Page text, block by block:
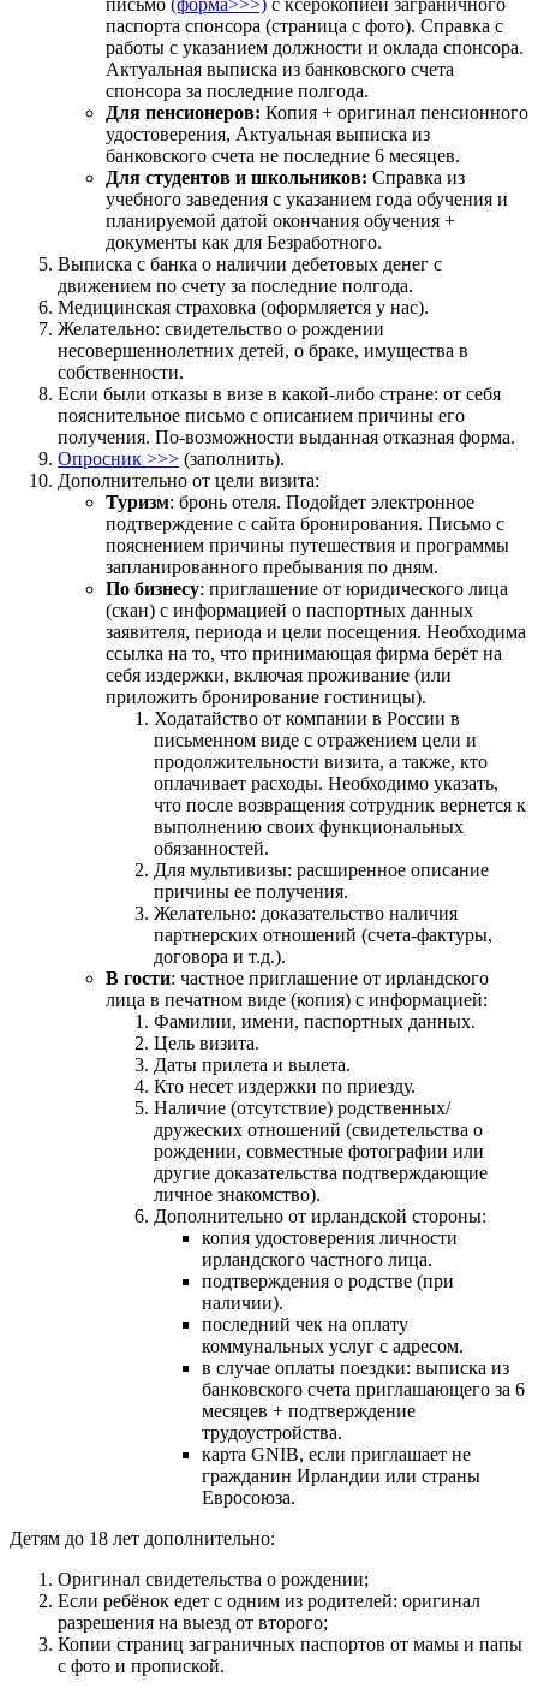
паспорта спонсора (страница с фото). Справка с
работы с указанием должности и оклада спонсора.
Актуальная выписка из банковского счета
спонсора за последние полгода.
Для пенсионеров: Копия + оригинал пенсионного
удостоверения, Актуальная выписка из
банковского счета не последние 6 месяцев.
Для студентов и школьников: Справка из
учебного заведения с указанием года обучения и
планируемой датой окончания обучения +
документы как для Безработного.
Выписка с банка о наличии дебетовых денег с
движением по счету за последние полгода.
Медицинская страховка (оформляется у нас).
Желательно: свидетельство о рождении
несовершеннолетних детей, о браке, имущества в
собственности.
Если были отказы в визе в какой-либо стране: от себя
пояснительное письмо с описанием причины его
получения. По-возможности выданная отказная форма.
Опросник >>> (заполнить).
Дополнительно от цели визита:
Туризм: бронь отеля. Подойдет электронное
подтверждение с сайта бронирования. Письмо с
пояснением причины путешествия и программы
запланированного пребывания по дням.
По бизнесу: приглашение от юридического лица
(скан) с информацией о паспортных данных
заявителя, периода и цели посещения. Необходима
ссылка на то, что принимающая фирма берёт на
себя издержки, включая проживание (или
приложить бронирование гостиницы).
Ходатайство от компании в России в
письменном виде с отражением цели и
продолжительности визита, а также, кто
оплачивает расходы. Необходимо указать,
что после возвращения сотрудник вернется к
выполнению своих функциональных
обязанностей.
Для мультивизы: расширенное описание
причины ее получения.
Желательно: доказательство наличия
партнерских отношений (счета-фактуры,
договора и т.д.).
В гости: частное приглашение от ирландского
лица в печатном виде (копия) с информацией:
Фамилии, имени, паспортных данных.
Цель визита.
Даты прилета и вылета.
Кто несет издержки по приезду.
Наличие (отсутствие) родственных/
дружеских отношений (свидетельства о
рождении, совместные фотографии или
другие доказательства подтверждающие
личное знакомство).
Дополнительно от ирландской стороны:
копия удостоверения личности
ирландского частного лица.
подтверждения о родстве (при
наличии).
последний чек на оплату
коммунальных услуг с адресом.
в случае оплаты поездки: выписка из
банковского счета приглашающего за 6
месяцев + подтверждение
трудоустройства.
карта GNIB, если приглашает не
гражданин Ирландии или страны
Евросоюза.
Детям до 18 лет дополнительно:
Оригинал свидетельства о рождении;
Если ребёнок едет с одним из родителей: оригинал
разрешения на выезд от второго;
Копии страниц заграничных паспортов от мамы и папы
с фото и пропиской.